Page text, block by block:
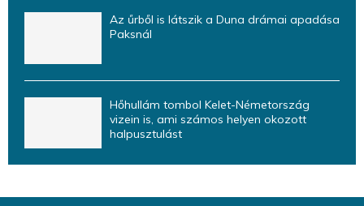
Az űrből is látszik a Duna drámai apadása
Paksnál
Hőhullám tombol Kelet-Németország
vizein is, ami számos helyen okozott
halpusztulást